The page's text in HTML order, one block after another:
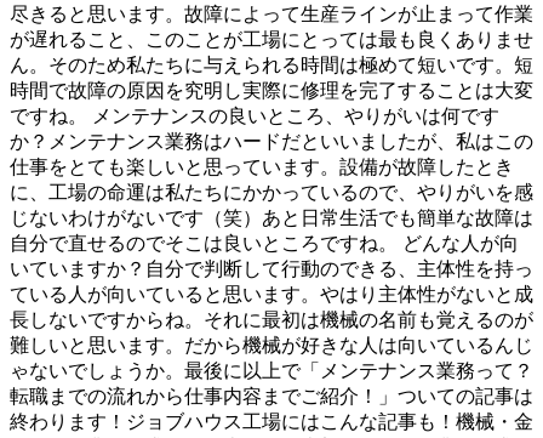
尽きると思います。故障によって生産ラインが止まって作業
が遅れること、このことが工場にとっては最も良くありませ
ん。そのため私たちに与えられる時間は極めて短いです。短
時間で故障の原因を究明し実際に修理を完了することは大変
ですね。 メンテナンスの良いところ、やりがいは何です
か？メンテナンス業務はハードだといいましたが、私はこの
仕事をとても楽しいと思っています。設備が故障したとき
に、工場の命運は私たちにかかっているので、やりがいを感
じないわけがないです（笑）あと日常生活でも簡単な故障は
自分で直せるのでそこは良いところですね。 どんな人が向
いていますか？自分で判断して行動のできる、主体性を持っ
ている人が向いていると思います。やはり主体性がないと成
長しないですからね。それに最初は機械の名前も覚えるのが
難しいと思います。だから機械が好きな人は向いているんじ
ゃないでしょうか。最後に以上で「メンテナンス業務って？
転職までの流れから仕事内容までご紹介！」ついての記事は
終わります！ジョブハウス工場にはこんな記事も！機械・金